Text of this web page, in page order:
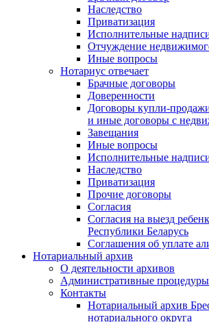
Наследство
Приватизация
Исполнительные
Отчуждение
Иные вопросы
Нотариус отвечает
Брачные договоры
Доверенности
Договоры купли-
и иные договоры с
Завещания
Иные вопросы
Исполнительные
Наследство
Приватизация
Прочие договоры
Согласия
Согласия на выезд
Республики Беларусь
Соглашения об уплате
Нотариальный архив
О деятельности архивов
Административные процедуры
Контакты
Нотариальный архив
нотариального округа